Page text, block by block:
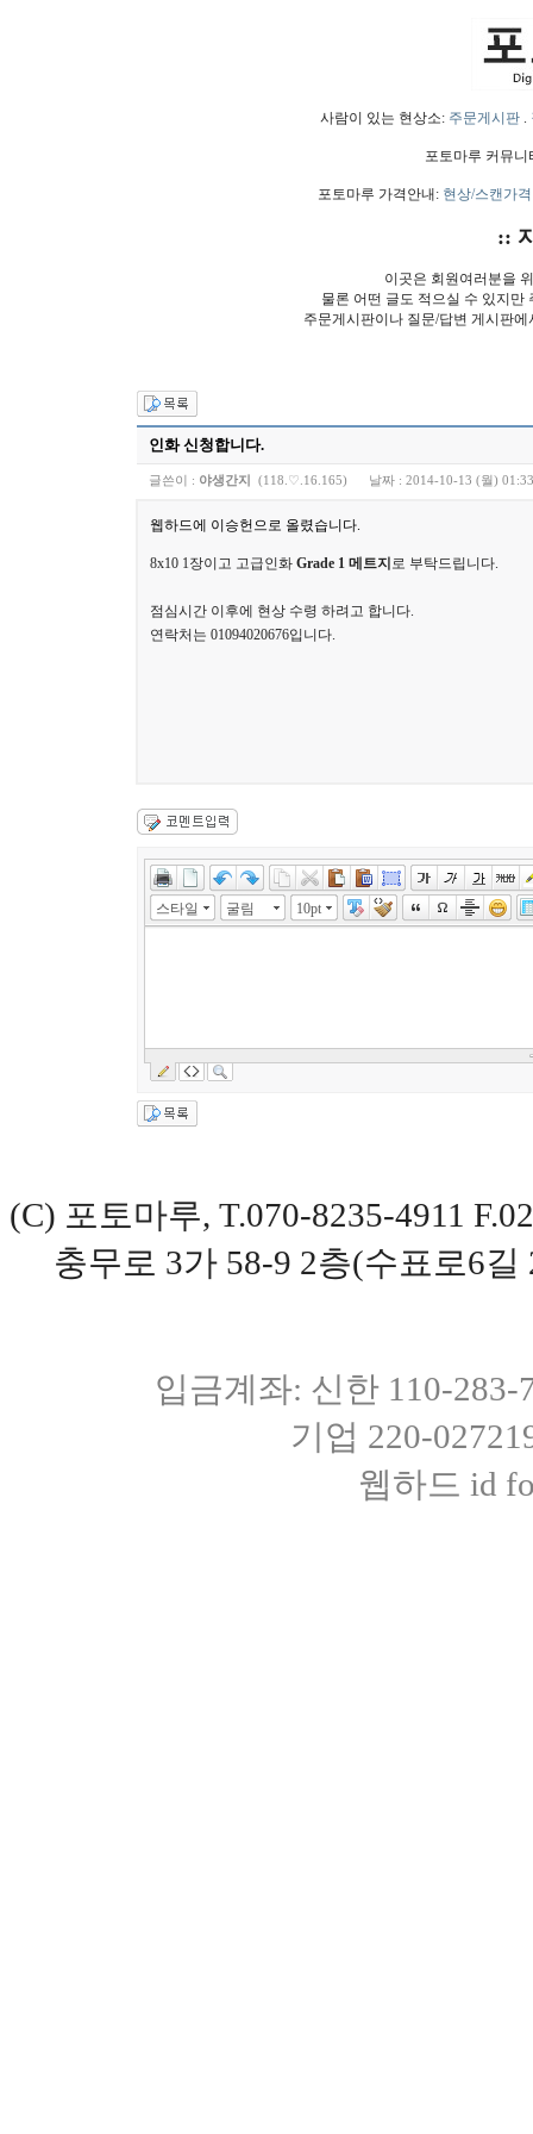
사람이 있는 현상소: 주문게시판.
포토마루 커뮤
포토마루 가격안내: 현상/스캔가격
::
이곳은 회원여러분을
물론 어떤 글도 적으실 수 있지만
주문게시판이나 질문/답변 게시판
인화 신청합니다.
글쓴이 : 야생간지 (118.♡.16.165) 날짜 : 2014-10-13 (월) 01:33
웹하드에 이승헌으로 올렸습니다.
8x10 1장이고 고급인화 Grade 1 메트지 로 부탁드립니다.
점심시간 이후에 현상 수령 하려고 합니다.
연락처는 01094020676입니다.
스타일 굴림 10pt
(C) 포토마루, T.070-8235-4911
충무로 3가 58-9 2층(수표로6
입금계좌: 신한 110-
기업 220-
웹하드 id